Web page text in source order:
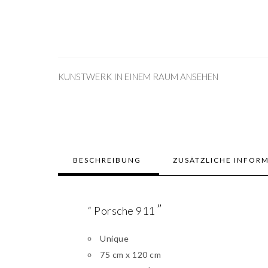
KUNSTWERK IN EINEM RAUM ANSEHEN
BESCHREIBUNG ZUSÄTZLICHE
“ Porsche 911 ”
Unique
75 cm x 120 cm